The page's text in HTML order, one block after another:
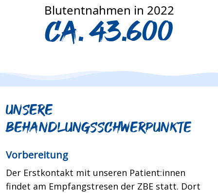
Blutentnahmen in 2022
ca. 43.600
Unsere
Behandlungsschwerpunkte
Vorbereitung
Der Erstkontakt mit unseren Patient:innen
findet am Empfangstresen der ZBE statt. Dort